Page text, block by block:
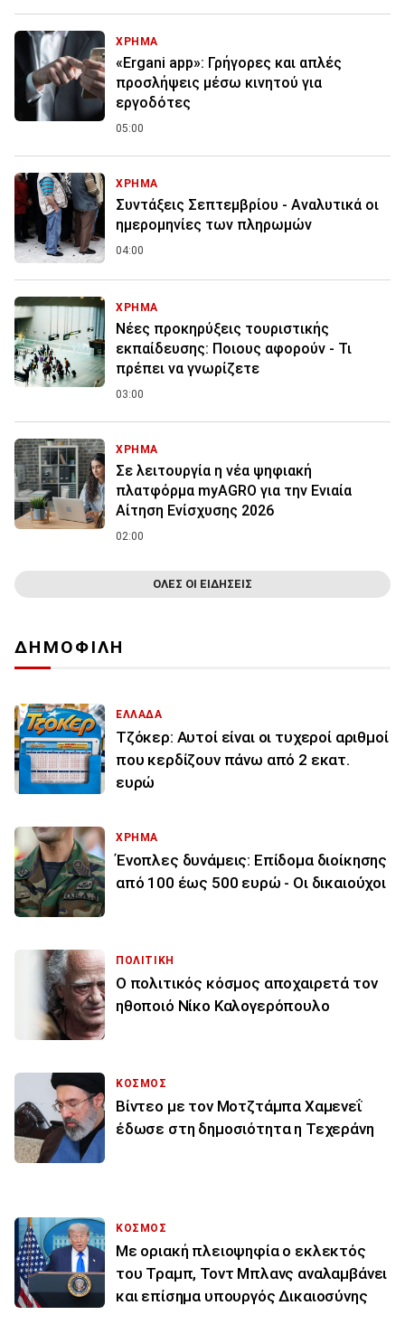
ΧΡΗΜΑ
«Ergani app»: Γρήγορες και απλές
προσλήψεις μέσω κινητού για
εργοδότες
05:00
ΧΡΗΜΑ
Συντάξεις Σεπτεμβρίου - Αναλυτικά οι
ημερομηνίες των πληρωμών
04:00
ΧΡΗΜΑ
Νέες προκηρύξεις τουριστικής
εκπαίδευσης: Ποιους αφορούν - Τι
πρέπει να γνωρίζετε
03:00
ΧΡΗΜΑ
Σε λειτουργία η νέα ψηφιακή
πλατφόρμα myAGRO για την Ενιαία
Αίτηση Ενίσχυσης 2026
02:00
ΟΛΕΣ ΟΙ ΕΙΔΗΣΕΙΣ
ΔΗΜΟΦΙΛΗ
ΕΛΛΑΔΑ
Τζόκερ: Αυτοί είναι οι τυχεροί αριθμοί
που κερδίζουν πάνω από 2 εκατ.
ευρώ
ΧΡΗΜΑ
Ένοπλες δυνάμεις: Επίδομα διοίκησης
από 100 έως 500 ευρώ - Οι δικαιούχοι
ΠΟΛΙΤΙΚΗ
Ο πολιτικός κόσμος αποχαιρετά τον
ηθοποιό Νίκο Καλογερόπουλο
ΚΟΣΜΟΣ
Βίντεο με τον Μοτζτάμπα Χαμενεΐ
έδωσε στη δημοσιότητα η Τεχεράνη
ΚΟΣΜΟΣ
Με οριακή πλειοψηφία ο εκλεκτός
του Τραμπ, Τοντ Μπλανς αναλαμβάνει
και επίσημα υπουργός Δικαιοσύνης